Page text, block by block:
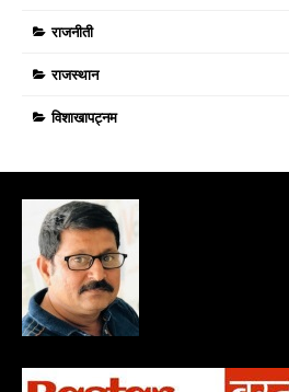
राजनीती
राजस्थान
विशाखापट्नम